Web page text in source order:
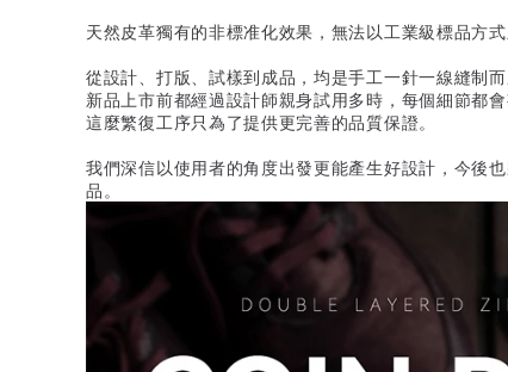
天然皮革獨有的非標准化效果，無法以工業級標品方式
從設計、打版、試樣到成品，均是手工一針一線縫制而
新品上市前都經過設計師親身試用多時，每個細節都
這麼繁復工序只為了提供更完善的品質保證。
我們深信以使用者的角度出發更能產生好設計，今後
品。